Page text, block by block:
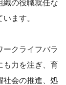
織の役職就任な
ます。
クライフバラ
も力を注ぎ、育
社会の推進、処